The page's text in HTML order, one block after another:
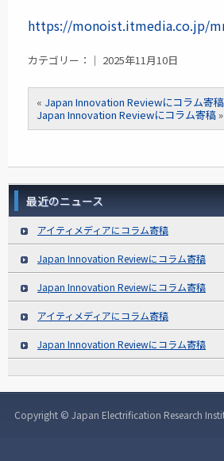
https://monoist.itmedia.co.jp/
カテゴリー：｜ 2025年11月10日
« Japan Innovation Reviewにコラム寄稿
Japan Innovation Reviewにコラム寄稿»
最近のニュース
アイティメディアにコラム寄稿
Japan Innovation Reviewにコラム寄稿
Japan Innovation Reviewにコラム寄稿
アイティメディアにコラム寄稿
Japan Innovation Reviewにコラム寄稿
Copyright © Japan Electrification Research